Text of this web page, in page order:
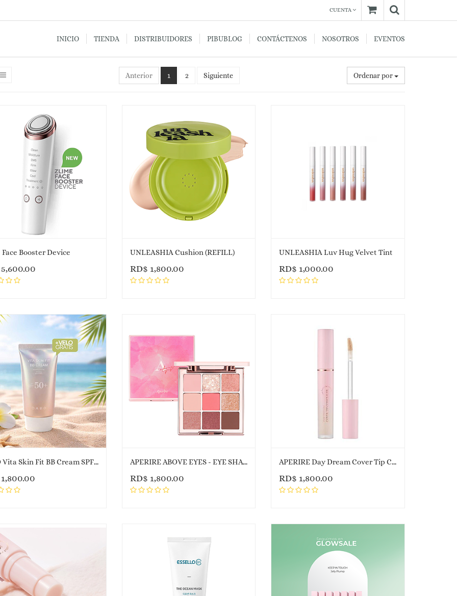
CUENTA
INICIO TIENDA DISTRIBUIDORES PIBUBLOG CONTÁCTENOS NOSOTROS EVENTOS
Anterior 1 2 Siguiente Ordenar por
Booster Device
5,600.00
UNLEASHIA Cushion (REFILL)
RD$ 1,800.00
UNLEASHIA Luv Hug Velvet Tint
RD$ 1,000.00
DABO Vita Skin Fit BB Cream SPF50+ PA++++
1,800.00
APERIRE ABOVE EYES - EYE SHADOW PALETTE
RD$ 1,800.00
APERIRE Day Dream Cover Tip Concealer
RD$ 1,800.00